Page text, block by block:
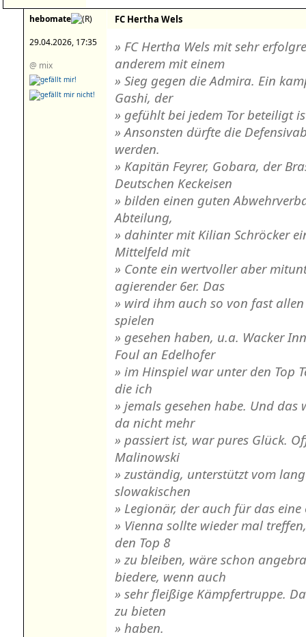
hebomate
29.04.2026, 17:35
@ mix
FC Hertha Wels
» FC Hertha Wels mit sehr
anderem mit einem
» Sieg gegen die Admira. Ein
Gashi, der
» gefühlt bei jedem Tor beteiligt
» Ansonsten dürfte die
werden.
» Kapitän Feyrer, Gobara, der
Deutschen Keckeisen
» bilden einen guten
Abteilung,
» dahinter mit Kilian Schröcker
Mittelfeld mit
» Conte ein wertvoller aber
agierender 6er. Das
» wird ihm auch so von fast
spielen
» gesehen haben, u.a. Wacker
Foul an Edelhofer
» im Hinspiel war unter den Top
die ich
» jemals gesehen habe. Und
da nicht mehr
» passiert ist, war pures Glück.
Malinowski
» zuständig, unterstützt vom
slowakischen
» Legionär, der auch für das
» Vienna sollte wieder mal
den Top 8
» zu bleiben, wäre schon
biedere, wenn auch
» sehr fleißige Kämpfertruppe.
zu bieten
» haben.